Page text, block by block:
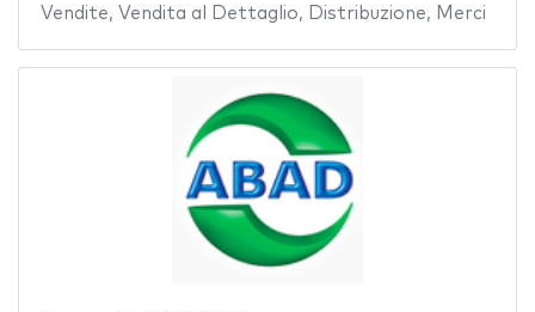
Vendite, Vendita al Dettaglio, Distribuzione, Merci